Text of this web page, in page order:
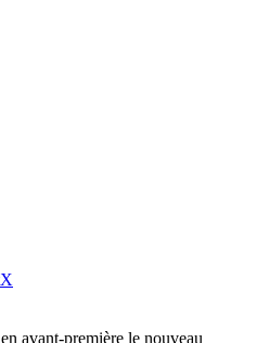
avant-première le nouveau